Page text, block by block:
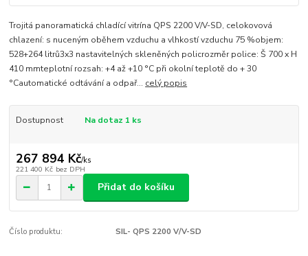
Trojitá panoramatická chladící vitrína QPS 2200 V/V-SD, celokovová
chlazení: s nuceným oběhem vzduchu a vlhkostí vzduchu 75 %objem:
528+264 litrů3x3 nastavitelných skleněných policrozměr police: Š 700 x H
410 mmteplotní rozsah: +4 až +10 °C při okolní teplotě do + 30
°Cautomatické odtávání a odpař... celý popis
Dostupnost Na dotaz 1 ks
267 894 Kč/ks
221 400 Kč bez DPH
Přidat do košíku
Číslo produktu: SIL- QPS 2200 V/V-SD